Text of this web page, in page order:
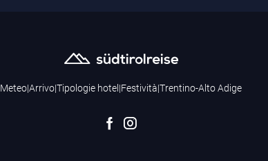
Meteo|Arrivo|Tipologie hotel |Festività|Trentino-Alto Adige